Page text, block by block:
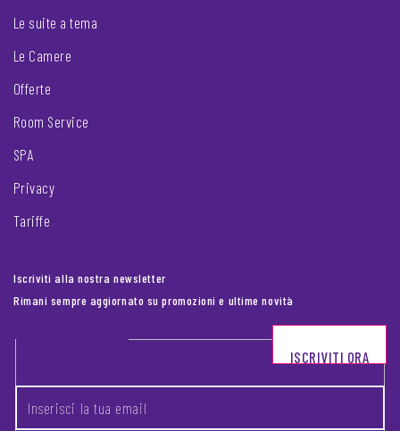
Le suite a tema
Le Camere
Offerte
Room Service
SPA
Privacy
Tariffe
Iscriviti alla nostra newsletter
Rimani sempre aggiornato su promozioni e ultime novità
Footer newsletter
ISCRIVITI ORA